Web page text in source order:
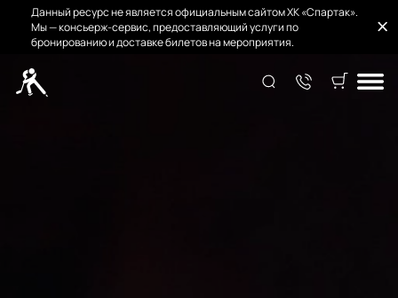
Данный ресурс не является официальным сайтом ХК «Спартак».
Мы — консьерж-сервис, предоставляющий услуги по
бронированию и доставке билетов на мероприятия.